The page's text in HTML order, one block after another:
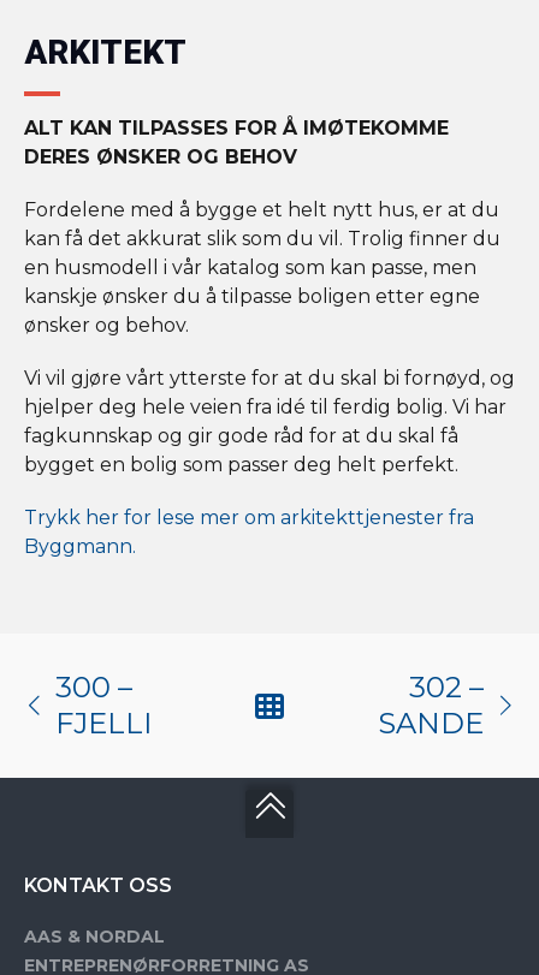
ARKITEKT
ALT KAN TILPASSES FOR Å IMØTEKOMME
DERES ØNSKER OG BEHOV
Fordelene med å bygge et helt nytt hus, er at du
kan få det akkurat slik som du vil. Trolig finner du
en husmodell i vår katalog som kan passe, men
kanskje ønsker du å tilpasse boligen etter egne
ønsker og behov.
Vi vil gjøre vårt ytterste for at du skal bi fornøyd, og
hjelper deg hele veien fra idé til ferdig bolig. Vi har
fagkunnskap og gir gode råd for at du skal få
bygget en bolig som passer deg helt perfekt.
Trykk her for lese mer om arkitekttjenester fra
Byggmann.
300 –
FJELLI
302 –
SANDE
KONTAKT OSS
AAS & NORDAL
ENTREPRENØRFORRETNING AS